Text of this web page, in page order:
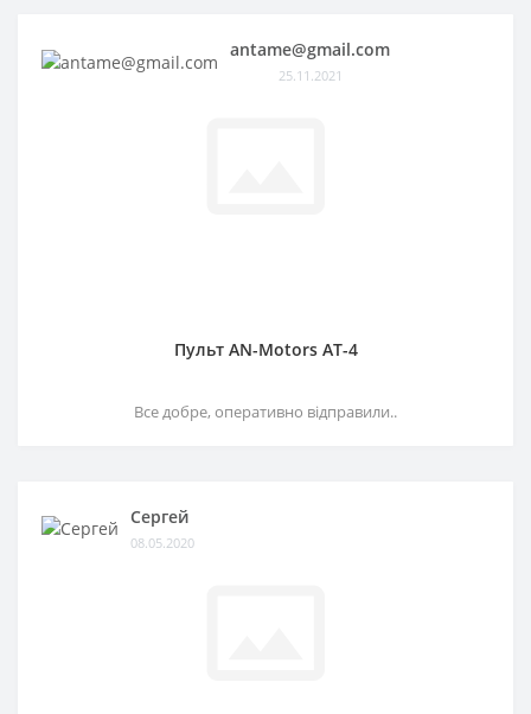
antame@gmail.com
25.11.2021
Пульт AN-Motors AT-4
Все добре, оперативно відправили..
Сергей
08.05.2020